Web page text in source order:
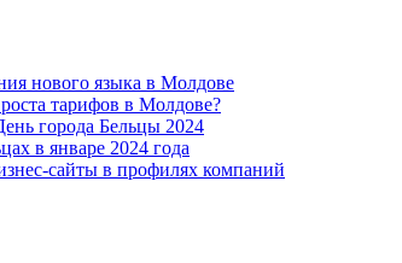
нового языка в Молдове
тарифов в Молдове?
города Бельцы 2024
в январе 2024 года
сайты в профилях компаний